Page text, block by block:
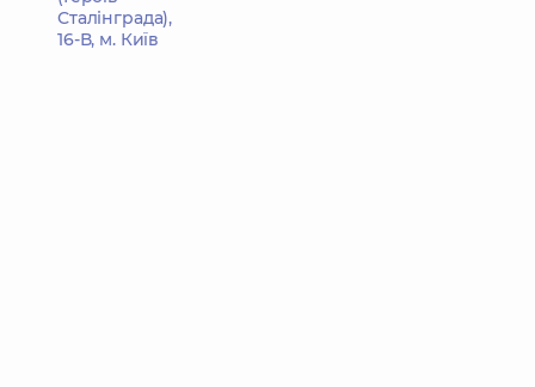
Сталінграда),
16-В, м. Київ